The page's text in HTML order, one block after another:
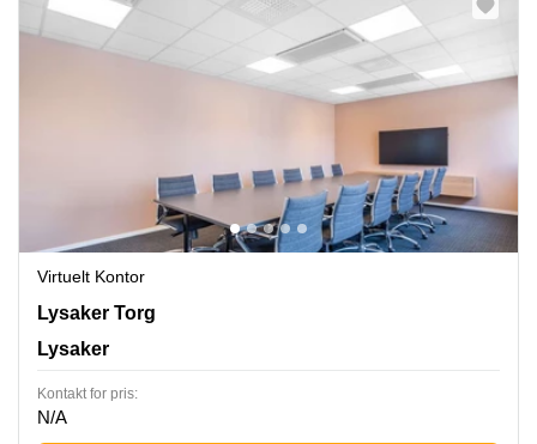
Virtuelt Kontor
Lysaker Torg 5,3rd floor, Lysaker
Lysaker Torg
Lysaker
Kontakt for pris:
N/A